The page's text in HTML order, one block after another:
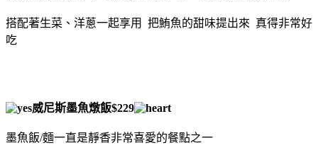
搭配著生菜、洋蔥一起享用 把鮪魚的甜味提出來 真得非常好
吃
威尼斯墨魚燉飯$229
墨魚飯/麵一直是靜香非常喜愛的餐點之一